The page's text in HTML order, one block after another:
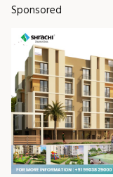
Sponsored